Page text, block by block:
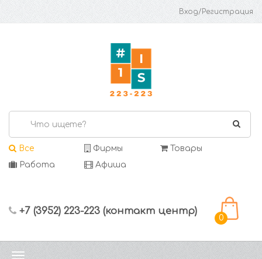
Вход/Регистрация
Все Фирмы
Товары
Работа
Афиша
+7 (3952) 223-223 (контакт центр)
0